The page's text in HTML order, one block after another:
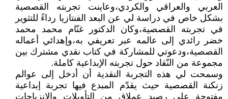
العربي والعراقي والكردي،وعاينت تجربته القصصية
بشكل خاص في دراسة لي عن البعد الفنتازيا رداءً للتثوير
في تجربته القصصية،وكان الدكتور غنّام محمد محمد
خضر رائدي إلى عالمه عبر تعريفي به،وإهدائي أعماله
القصصية،ودعوتي للمشاركة في كتاب نقدي مشترك بين
مجموعة من النّقاد حول تجربته الإبداعية كاملة.
وسمحت لي هذه التجربة النقدية أن أدخل إلى عوالم
زنكنة القصصية حيث يقدّم المبدع فيها تجربة إبداعية
مفتوحة على رصيد عملاق من التأويلات والانزياحات